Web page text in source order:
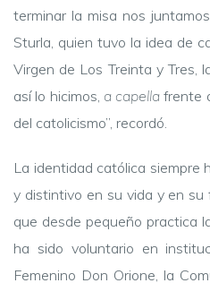
terminar la misa nos
Sturla, quien tuvo la idea de
Virgen de Los Treinta y Tres,
así lo hicimos, a capella frente
del catolicismo”, recordó.
La identidad católica siempre
y distintivo en su vida y en su
que desde pequeño practica
ha sido voluntario en
Femenino Don Orione, la